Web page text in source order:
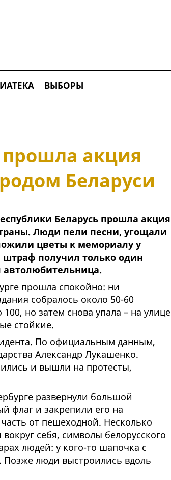
ВЫБОРЫ
прошла акция
Беларуси
Беларусь прошла акция
Люди пели песни, угощали
цветы к мемориалу у
получил только один
прошла спокойно: ни
собралось около 50-60
но затем снова упала – на улице
стойкие.
По официальным данным,
Александр Лукашенко.
и вышли на протесты,
развернули большой
флаг и закрепили его на
от пешеходной. Несколько
себя, символы белорусского
людей: у кого-то шапочка с
Позже люди выстроились вдоль